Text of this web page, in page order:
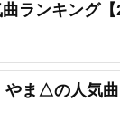
ランキング【
やま△の人気